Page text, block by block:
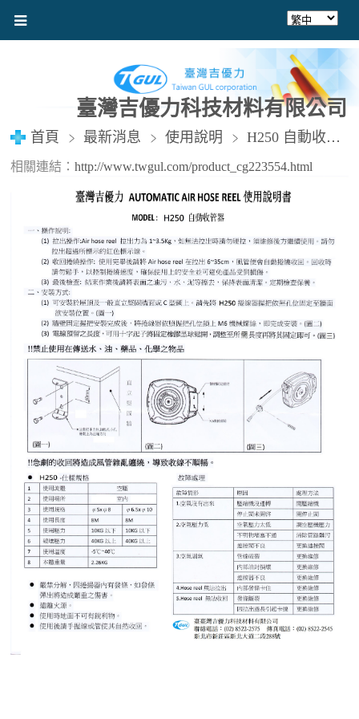
臺灣吉優力科技材料有限公司
首頁 最新消息 使用說明 H250 自動收管器-使用說明書
相關連結： http://www.twgul.com/product_cg223554.html